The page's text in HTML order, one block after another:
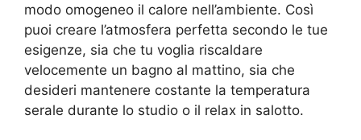
modo omogeneo il calore nell’ambiente. Così
puoi creare l’atmosfera perfetta secondo le tue
esigenze, sia che tu voglia riscaldare
velocemente un bagno al mattino, sia che
desideri mantenere costante la temperatura
serale durante lo studio o il relax in salotto.